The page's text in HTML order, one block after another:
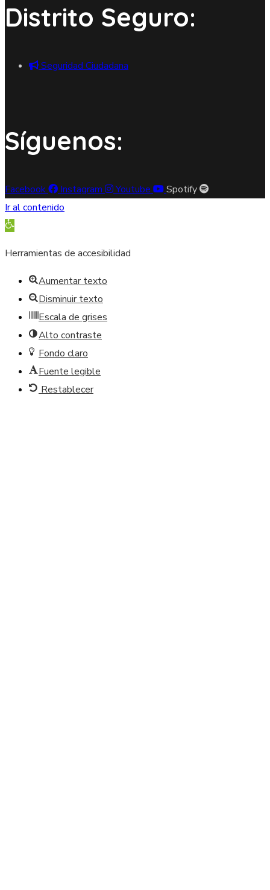
Distrito Seguro:
Seguridad Ciudadana
Síguenos:
Facebook Instagram Youtube
Spotify
Ir al contenido
Abrir barra de herramientas
Herramientas de accesibilidad
Aumentar texto
Disminuir texto
Escala de grises
Alto contraste
Fondo claro
Fuente legible
Restablecer